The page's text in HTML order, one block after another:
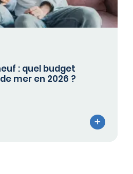
: quel budget
mer en 2026 ?